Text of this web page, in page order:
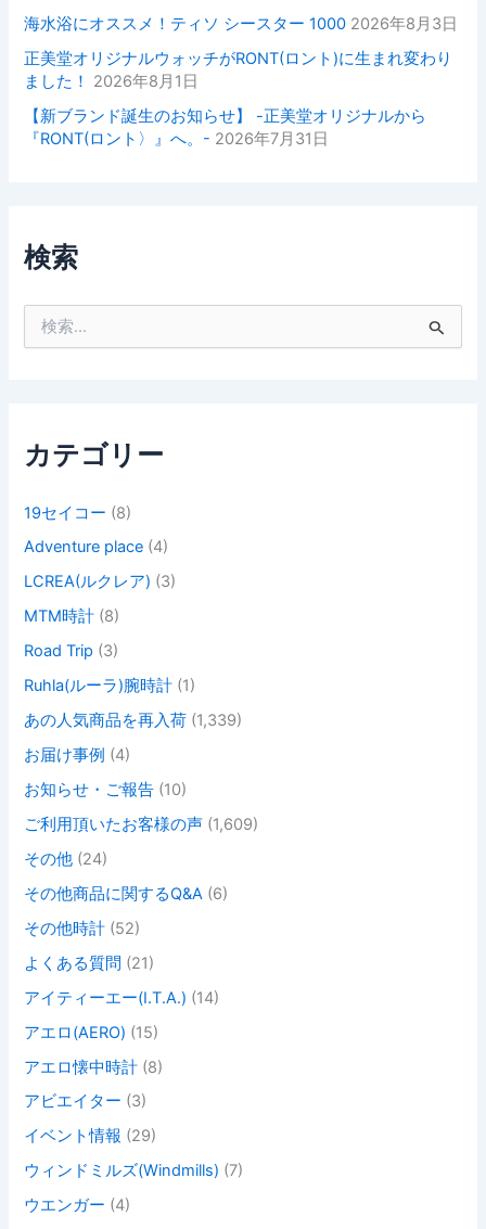
海水浴にオススメ！ティソ シースター 1000 2026年8月3日
正美堂オリジナルウォッチがRONT(ロント)に生まれ変わり
ました！
2026年8月1日
【新ブランド誕生のお知らせ】 -正美堂オリジナルから
『RONT(ロント〉』へ。- 2026年7月31日
検索
カテゴリー
19セイコー (8)
Adventure place (4)
LCREA(ルクレア) (3)
MTM時計 (8)
Road Trip (3)
Ruhla(ルーラ)腕時計 (1)
あの人気商品を再入荷 (1,339)
お届け事例 (4)
お知らせ・ご報告 (10)
ご利用頂いたお客様の声 (1,609)
その他 (24)
その他商品に関するQ&A (6)
その他時計 (52)
よくある質問 (21)
アイティーエー(I.T.A.) (14)
アエロ(AERO) (15)
アエロ懐中時計 (8)
アビエイター (3)
イベント情報 (29)
ウィンドミルズ(Windmills) (7)
ウエンガー (4)